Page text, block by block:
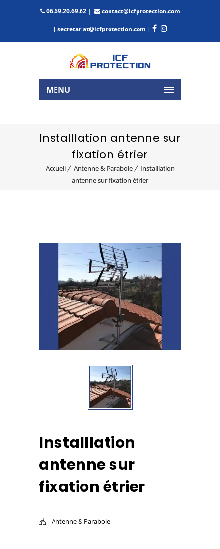
06.69.20.69.62| contact@icfprotection.com
| secretariat@icfprotection.com |
MENU
Installlation antenne sur
fixation étrier
Accueil Antenne & Parabole
Installlation
antenne sur fixation étrier
Installlation
antenne sur
fixation étrier
Antenne & Parabole